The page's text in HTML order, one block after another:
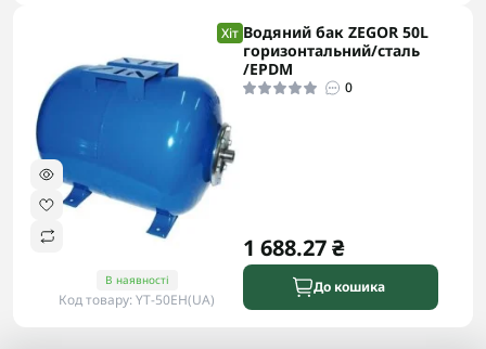
Хіт
В наявності
Код товару: YT-50EH(UA)
Водяний бак ZEGOR 50L
горизонтальний/сталь
/EPDM
0
1 688.27 ₴
До кошика